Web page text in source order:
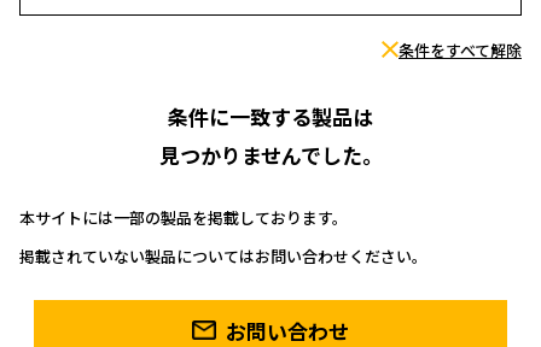
条件をすべて解除
条件に一致する製品は
見つかりませんでした。
本サイトには一部の製品を掲載しております。
掲載されていない製品についてはお問い合わせください。
お問い合わせ